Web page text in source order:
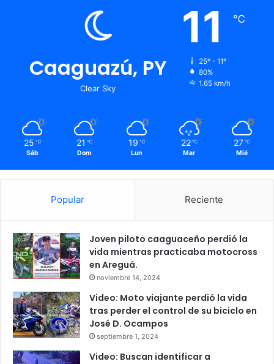
Caaguazú, PY
Clear Sky
11 ℃
25º - 11º
80%
1.65 km/h
25 ℃
Sáb
21 ℃
Dom
19 ℃
Lun
22 ℃
Mar
27 ℃
Mié
Popular Reciente
Joven piloto caaguaceño perdió la
vida mientras practicaba motocross
en Areguá.
noviembre 14, 2024
Video: Moto viajante perdió la vida
tras perder el control de su biciclo en
José D. Ocampos
septiembre 1, 2024
Video: Buscan identificar a